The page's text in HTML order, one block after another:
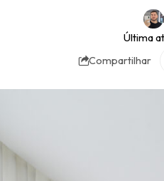
Última
Compartilhar